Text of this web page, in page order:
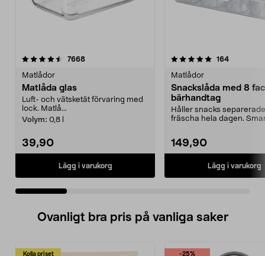
7668recensioner
Matlådor
Matlåda glas
Luft- och vätsketät förvaring med
lock. Matlå...
Volym: 0,8 l
39,90
Lägg i varukorg
5.0 av 5 stjärnor 164
Matlådor
Snackslåda med 8
bärhandtag
Håller snacks
fräscha hela dagen.
149,90
Lägg i varukorg
4.5 av 5 stjärnor
Ovanligt bra pris på vanliga saker
Kolla priset -25%